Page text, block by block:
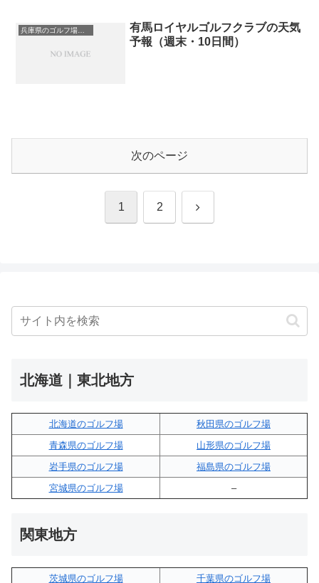
兵庫県のゴルフ場一覧｜距離が長い・広いゴルフ場ランキング
有馬ロイヤルゴルフクラブの天気
予報（週末・10日間）
次のページ
1 2 次
北海道｜東北地方
北海道のゴルフ場
秋田県のゴルフ場
青森県のゴルフ場
山形県のゴルフ場
岩手県のゴルフ場
福島県のゴルフ場
宮城県のゴルフ場
–
関東地方
茨城県のゴルフ場
千葉県のゴルフ場